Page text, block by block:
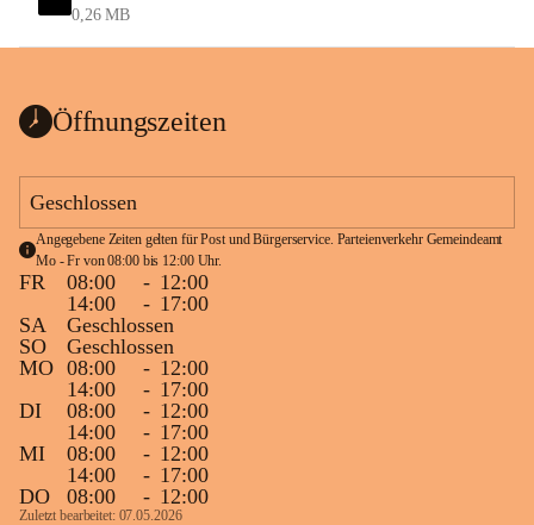
0,26 MB
Öffnungszeiten
Geschlossen
Angegebene Zeiten gelten für Post und Bürgerservice. Parteienverkehr Gemeindeamt
Mo - Fr von 08:00 bis 12:00 Uhr.
FR 08:00 - 12:00
14:00
- 17:00
SA
Geschlossen
SO
Geschlossen
MO 08:00 - 12:00
14:00
- 17:00
DI
08:00 - 12:00
14:00
- 17:00
MI
08:00 - 12:00
14:00
- 17:00
DO
08:00 - 12:00
Zuletzt bearbeitet: 07.05.2026